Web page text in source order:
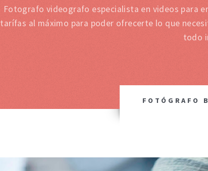
Fotografo videografo especialista en videos para
tarífas al máximo para poder ofrecerte lo que
todo
FOTÓGRAFO